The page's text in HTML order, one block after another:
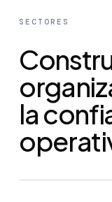
SECTORES
la